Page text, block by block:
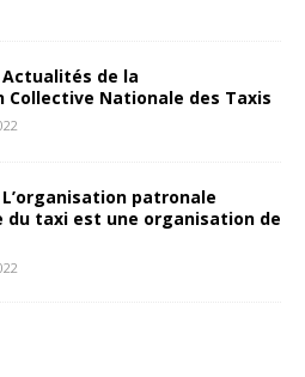
Actualités de la
Collective Nationale des Taxis
L’organisation patronale
du taxi est une organisation de